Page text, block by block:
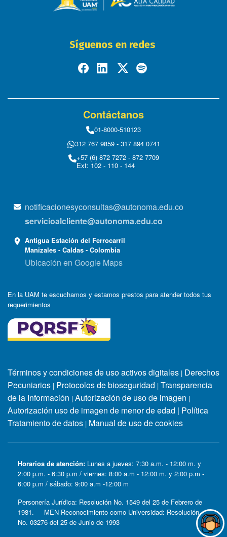
Síguenos en redes
Contáctanos
01-8000-510123
312 767 9859 - 317 894 0741
+57 (6) 872 7272 - 872 7709
Ext: 102 - 110 - 144
notificacionesyconsultas@autonoma.edu.co
servicioalcliente@autonoma.edu.co
Antigua Estación del Ferrocarril
Manizales - Caldas - Colombia
Ubicación en Google Maps
En la UAM te escuchamos y estamos prestos para atender todos tus
requerimientos
Términos y condiciones de uso activos digitales | Derechos
Pecuniarios | Protocolos de bioseguridad | Transparencia
de la Información | Autorización de uso de imagen |
Autorización uso de imagen de menor de edad | Política
Tratamiento de datos | Manual de uso de cookies
Horarios de atención: Lunes a jueves: 7:30 a.m. - 12:00 m. y
2:00 p.m. - 6:30 p.m / viernes: 8:00 a.m - 12:00 m. y 2:00 p.m -
6:00 p.m / sábado: 9:00 a.m -12:00 m
Personería Jurídica: Resolución No. 1549 del 25 de Febrero de
1981. MEN Reconocimiento como Universidad: Resolución
No. 03276 del 25 de Junio de 1993